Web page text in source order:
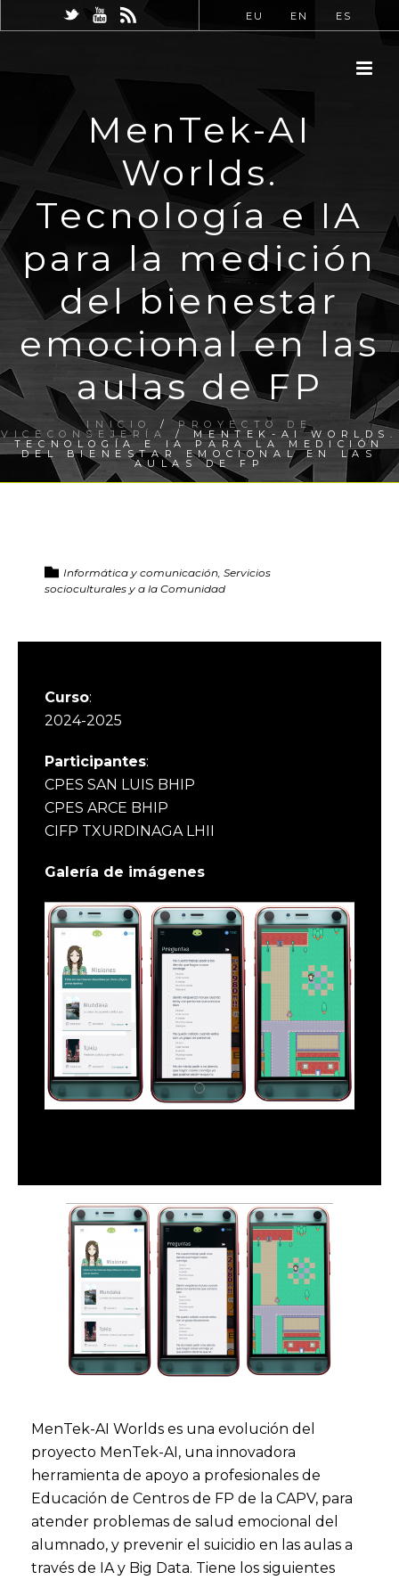
EU EN ES
MenTek-AI
Worlds.
Tecnología e IA
para la medición
del bienestar
emocional en las
aulas de FP
INICIO /PROYECTO DE
VICECONSEJERÍA / MENTEK-AI WORLDS.
TECNOLOGÍA E IA PARA LA MEDICIÓN
DEL BIENESTAR EMOCIONAL EN LAS
AULAS DE FP
Informática y comunicación, Servicios
socioculturales y a la Comunidad
Curso:
2024-2025
Participantes:
CPES SAN LUIS BHIP
CPES ARCE BHIP
CIFP TXURDINAGA LHII
Galería de imágenes
MenTek-AI Worlds es una evolución del
proyecto MenTek-AI, una innovadora
herramienta de apoyo a profesionales de
Educación de Centros de FP de la CAPV, para
atender problemas de salud emocional del
alumnado, y prevenir el suicidio en las aulas a
través de IA y Big Data. Tiene los siguientes